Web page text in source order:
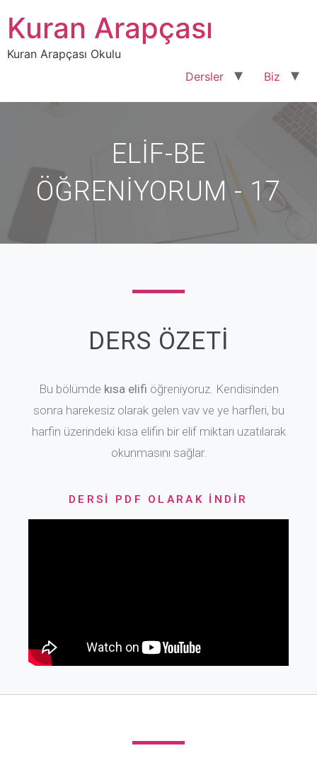
Kuran Arapçası
Kuran Arapçası Okulu
Dersler
Biz
ELİF-BE
ÖĞRENİYORUM - 17
DERS ÖZETİ
Bu bölümde kısa elifi öğreniyoruz. Kendisinden
sonra harekesiz olarak gelen vav ve ye harfleri, bu
harfin üzerindeki kısa elifin bir elif miktarı uzatılarak
okunmasını sağlar.
DERSİ PDF OLARAK İNDİR